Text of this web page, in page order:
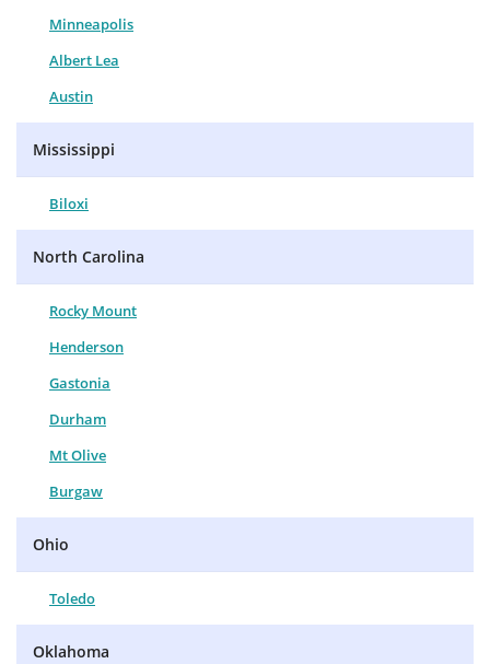
Minneapolis
Albert Lea
Austin
Mississippi
Biloxi
North Carolina
Rocky Mount
Henderson
Gastonia
Durham
Mt Olive
Burgaw
Ohio
Toledo
Oklahoma